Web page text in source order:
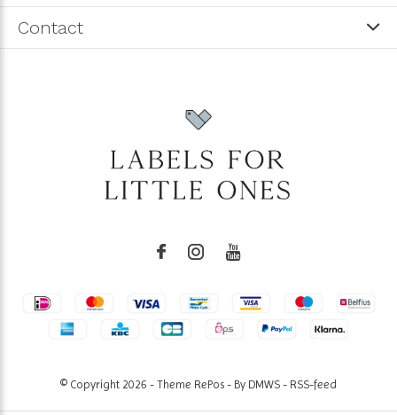
Contact
© Copyright 2026 - Theme RePos - By DMWS - RSS-feed